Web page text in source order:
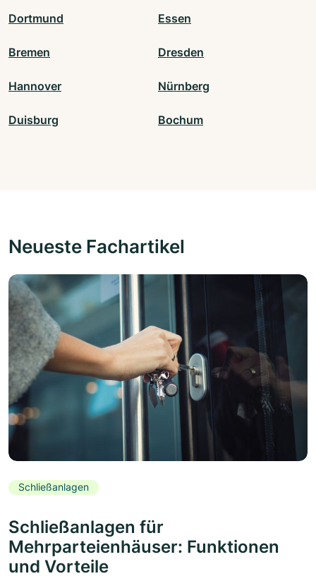
Dortmund Essen
Bremen Dresden
Hannover Nürnberg
Duisburg Bochum
Neueste Fachartikel
Schließanlagen
Schließanlagen für
Mehrparteienhäuser: Funktionen
und Vorteile